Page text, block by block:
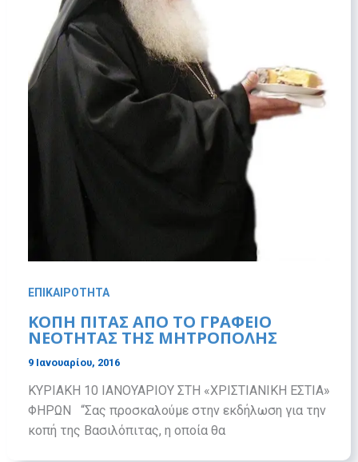
ΕΠΙΚΑΙΡΟΤΗΤΑ
ΚΟΠΗ ΠΙΤΑΣ ΑΠΟ ΤΟ ΓΡΑΦΕΙΟ
ΝΕΟΤΗΤΑΣ ΤΗΣ ΜΗΤΡΟΠΟΛΗΣ
9 Ιανουαρίου, 2016
ΚΥΡΙΑΚΗ 10 ΙΑΝΟΥΑΡΙΟΥ ΣΤΗ «ΧΡΙΣΤΙΑΝΙΚΗ ΕΣΤΙΑ»
ΦΗΡΩΝ “Σας προσκαλούμε στην εκδήλωση για την
κοπή της Βασιλόπιτας, η οποία θα